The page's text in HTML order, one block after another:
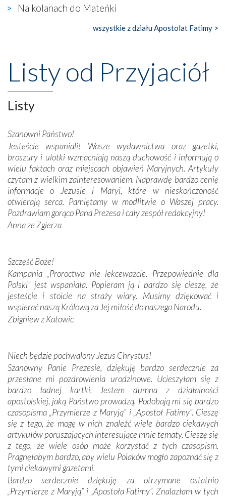
Nasze pielgrzymkowe wyprawy, których celem były
wspaniałe klasztory w miasteczku Alcobaça czy w Batalhi,
przeniosły nas do czasów, gdy świątynie bez wątpienia
niepodległość kraju. Zachwyt budziła potężna, a zarazem
misterna architektura tych monumentalnych dzieł,
wspaniałe zdobienia, dbałość ich twórców o detale,
połączenie talentów z wytrwałością i pracowitością
budowniczych.
Podążyliśmy też śladami fatimskich wizjonerów – Łucji
dos Santos oraz świętych Hiacynty i Franciszka Marto.
Modliliśmy się przy ich grobach. Odprawiliśmy Drogę
Krzyżową w ich rodzinnych stronach, odwiedziliśmy
domy, w których żyli.
W miejscu objawień Matki Bożej zapaliliśmy świece
przywiezione wraz z intencjami powierzonymi nam przez
Darczyńców w ramach akcji „Twoje światło w Fatimie”.
Portugalczyków. Podziwialiśmy ich ludową sztukę i
zwyczaje. Mimo że nasze kraje są od siebie bardzo
oddalone, w żaden sposób nie czuliśmy się obco.
Sprawiła to oczywiście sama Matka Boża, ale też
kulturowa bliskość biorąca swój początek w naszej
wspólnej wierze. Podczas wyjazdów do historycznych
otacza nie tylko nasz naród, lecz wszystkie nacje, które
się Jej ufnie oddają, a także każdą osobę, która zawierza
Jej siebie oraz swych bliskich.
Dzieje Portugalii to również historia wierności Bogu i
odstępstw, także w życiu władców. Trudne momenty w
wymiarze tak osobistym, jak i zbiorowym, przypominają o
konieczności ciągłego zabiegania o własną duszę i o łaskę
Opatrzności. Wierność przynosi pomyślność –
przynajmniej w życiu duchowym. Odstępstwo owocuje
nieszczęściem i śmiercią. Te uniwersalne prawdy
przychodziły na myśl, gdy słuchaliśmy opowieści
przewodników o portugalskich monarchach i wodzach,
zwycięskich bitwach i nieszczęśliwych losach grzesznych
Na kolanach do Mateńki
wszystkie z działu Apostolat Fatimy >
Listy od Przyjaciół
Listy
Szanowni Państwo!
Jesteście wspaniali! Wasze wydawnictwa oraz gazetki,
broszury i ulotki wzmacniają naszą duchowość i informują o
wielu faktach oraz miejscach objawień Maryjnych. Artykuły
czytam z wielkim zainteresowaniem. Naprawdę bardzo cenię
informacje o Jezusie i Maryi, które w nieskończoność
otwierają serca. Pamiętamy w modlitwie o Waszej pracy.
Pozdrawiam gorąco Pana Prezesa i cały zespół redakcyjny!
Anna ze Zgierza
Szczęść Boże!
Kampania „Proroctwa nie lekceważcie. Przepowiednie dla
Polski” jest wspaniała. Popieram ją i bardzo się cieszę, że
jesteście i stoicie na straży wiary. Musimy dziękować i
wspierać naszą Królową za Jej miłość do naszego Narodu.
Zbigniew z Katowic
Niech będzie pochwalony Jezus Chrystus!
Szanowny Panie Prezesie, dziękuję bardzo serdecznie za
przesłane mi pozdrowienia urodzinowe. Ucieszyłam się z
bardzo ładnej kartki. Jestem dumna z działalności
apostolskiej, jaką Państwo prowadzą. Podobają mi się bardzo
czasopisma „Przymierze z Maryją” i „Apostoł Fatimy”. Cieszę
się z tego, że mogę w nich znaleźć wiele bardzo ciekawych
artykułów poruszających interesujące mnie tematy. Cieszę się
z tego, że wiele osób może korzystać z tych czasopism.
Pragnęłabym bardzo, aby wielu Polaków mogło zapoznać się z
tymi ciekawymi gazetami.
Bardzo serdecznie dziękuję za otrzymane ostatnio
„Przymierze z Maryją” i „Apostoła Fatimy”. Znalazłam w tych